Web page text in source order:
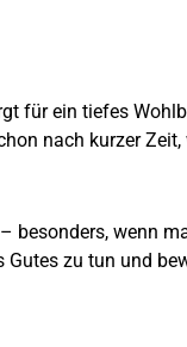
für ein tiefes
nach kurzer
besonders, wenn
zu tun und